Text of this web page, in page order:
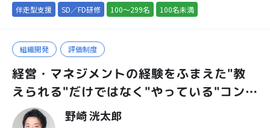
伴走型支援
SD／FD研修 100～299名 100名未満
組織開発 評価制度
経営・マネジメントの経験をふまえた"教
えられる"だけではなく"やっている"コンサ
ルタントです野崎 洸太郎